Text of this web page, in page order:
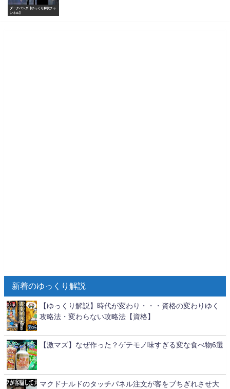
ダークパンダ【ゆっくり解説チャ
ンネル】
新着のゆっくり解説
【ゆっくり解説】時代が変わり・・・資格の変わりゆく
攻略法・変わらない攻略法【資格】
【激マズ】なぜ作った？ゲテモノ味すぎる変な食べ物6選
マクドナルドのタッチパネル注文が客をブちぎれさせ大